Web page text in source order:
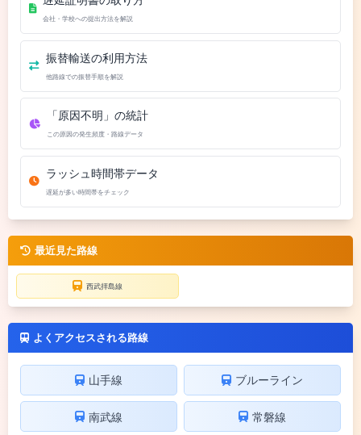
会社・学校への提出方法を解説
振替輸送の利用方法
他路線での振替手順を解説
「原因不明」の統計
この原因の発生頻度・路線データ
ラッシュ時間帯データ
遅延が多い時間帯をチェック
最近見た路線
西武拝島線
よくアクセスされる路線
山手線 ブルーライン
南武線 常磐線